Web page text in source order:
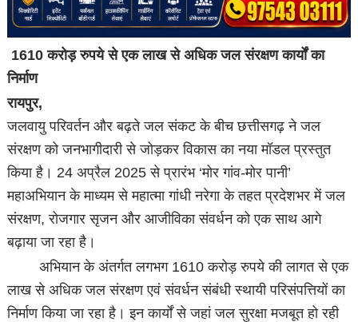
1610 करोड़ रुपये से एक लाख से अधिक जल संरक्षण कार्यों का
निर्माण
रायपुर,
जलवायु परिवर्तन और बढ़ते जल संकट के बीच छत्तीसगढ़ ने जल
संरक्षण को जनभागीदारी से जोड़कर विकास का नया मॉडल प्रस्तुत
किया है। 24 अप्रैल 2025 से प्रारंभ ‘मोर गांव-मोर पानी’
महाअभियान के माध्यम से महात्मा गांधी नरेगा के तहत प्रदेशभर में जल
संरक्षण, रोजगार सृजन और आजीविका संवर्धन को एक साथ आगे
बढ़ाया जा रहा है।
अभियान के अंतर्गत लगभग 1610 करोड़ रुपये की लागत से एक
लाख से अधिक जल संरक्षण एवं संवर्धन संबंधी स्थायी परिसंपत्तियों का
निर्माण किया जा रहा है। इन कार्यों से जहां जल सुरक्षा मजबूत हो रही